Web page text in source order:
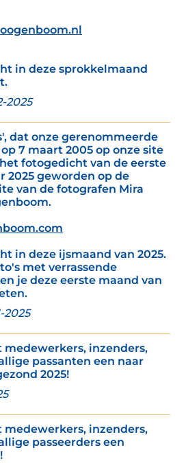
in deze sprokkelmaand
2025
dat onze gerenommeerde
7 maart 2005 op onze site
fotogedicht van de eerste
2025 geworden op de
van de fotografen Mira
in deze ijsmaand van 2025.
met verrassende
je deze eerste maand van
2025
medewerkers, inzenders,
passanten een naar
2025!
medewerkers, inzenders,
passeerders een